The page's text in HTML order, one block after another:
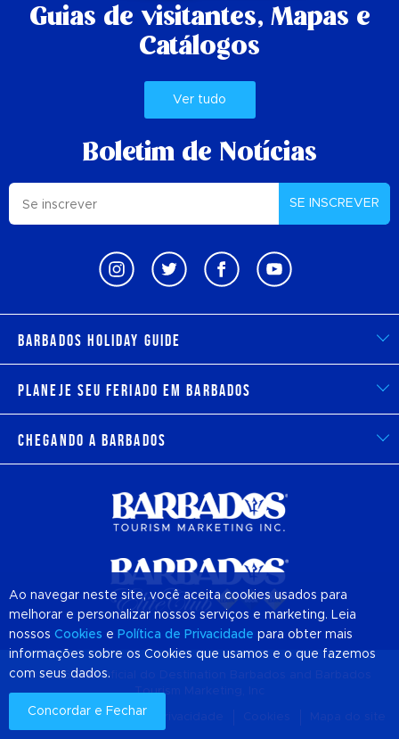
Guias de visitantes, Mapas e
Catálogos
Ver tudo
Boletim de Notícias
SE INSCREVER
Barbados Holiday Guide
Planeje seu feriado em Barbados
Chegando a Barbados
© 2026 Site Oficial do Destination
Tourism Marketing, Inc
Sobre nós Política de privacidade
Ao navegar neste site, você aceita cookies usados para
melhorar e personalizar nossos serviços e marketing. Leia
nossos Cookies e Política de Privacidade para obter mais
informações sobre os Cookies que usamos e o que fazemos
com seus dados.
Concordar e Fechar